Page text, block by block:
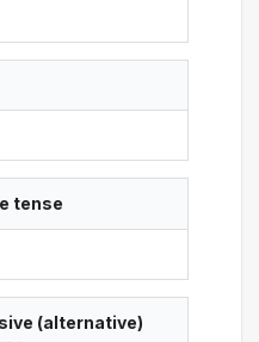
tense
(alternative)